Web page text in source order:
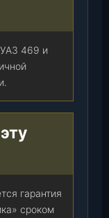
469 и
гарантия
сроком